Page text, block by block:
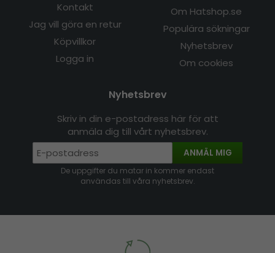
Kontakt
Jag vill göra en retur
Köpvillkor
Logga in
Om Hatshop.se
Populära sökningar
Nyhetsbrev
Om cookies
Nyhetsbrev
Skriv in din e-postadress här för att
anmäla dig till vårt nyhetsbrev.
ANMÄL MIG
De uppgifter du matar in kommer endast
användas till våra nyhetsbrev.